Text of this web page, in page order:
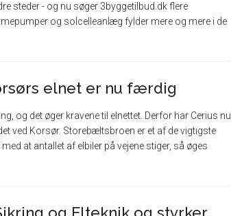
steder - og nu søger 3byggetilbud.dk flere
og solcelleanlæg fylder mere og mere i de
elnet er nu færdig
og det øger kravene til elnettet. Derfor har Cerius nu
ved Korsør. Storebæltsbroen er et af de vigtigste
at antallet af elbiler på vejene stiger, så øges